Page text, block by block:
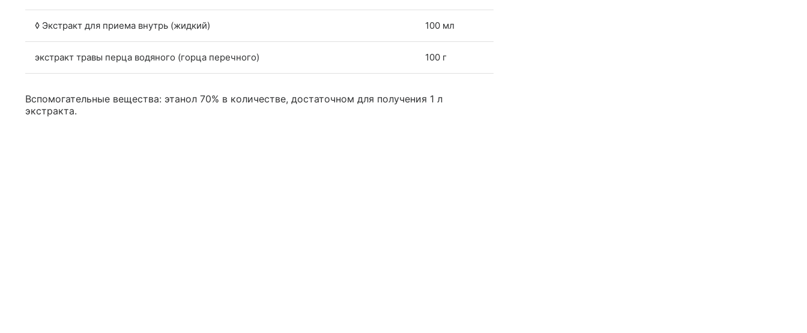
◊ Экстракт для приема внутрь (жидкий) 100 мл
экстракт травы перца водяного (горца перечного) 100 г
Вспомогательные вещества: этанол 70% в количестве, достаточном для получения 1 л
экстракта.